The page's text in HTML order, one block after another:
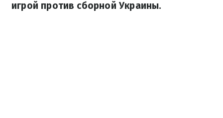
игрой против сборной Украины.